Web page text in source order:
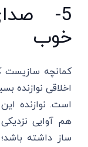
5-
خوب
کمانچه سازیست
اخلاقی نوازنده
است. نوازنده
هم آوایی
ساز داشته